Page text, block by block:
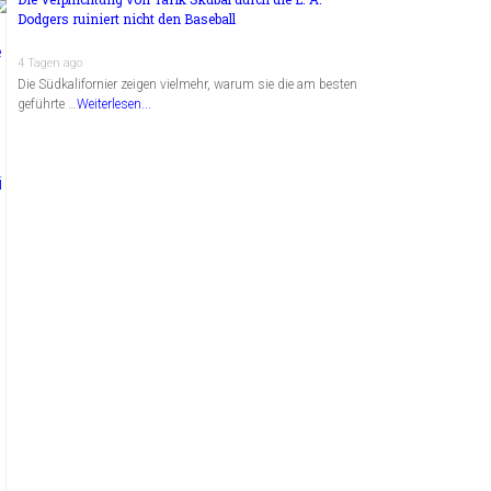
Dodgers ruiniert nicht den Baseball
4 Tagen ago
Die Südkalifornier zeigen vielmehr, warum sie die am besten
geführte …Weiterlesen...